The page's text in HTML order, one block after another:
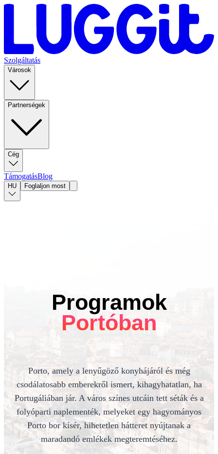
Szolgáltatás
Városok
Partnerségek
Cég
TámogatásBlog
HU Foglaljon most
Programok
Portóban
Porto, amely a lenyűgöző konyhájáról és még
csodálatosabb emberekről ismert, kihagyhatatlan, ha
Portugáliában jár. A város színes utcáin tett séták és a
folyóparti naplementék, melyeket egy hagyományos
Porto bor kísér, hihetetlen hátteret nyújtanak a
maradandó emlékek megteremtéséhez.